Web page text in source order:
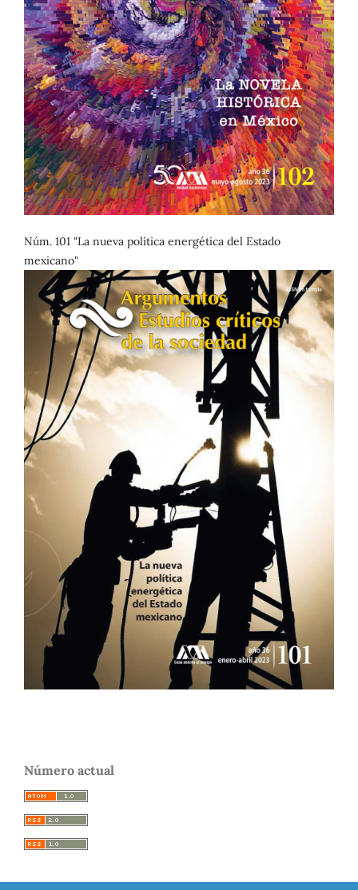
Núm. 101 "La nueva política energética del Estado
mexicano"
Número actual